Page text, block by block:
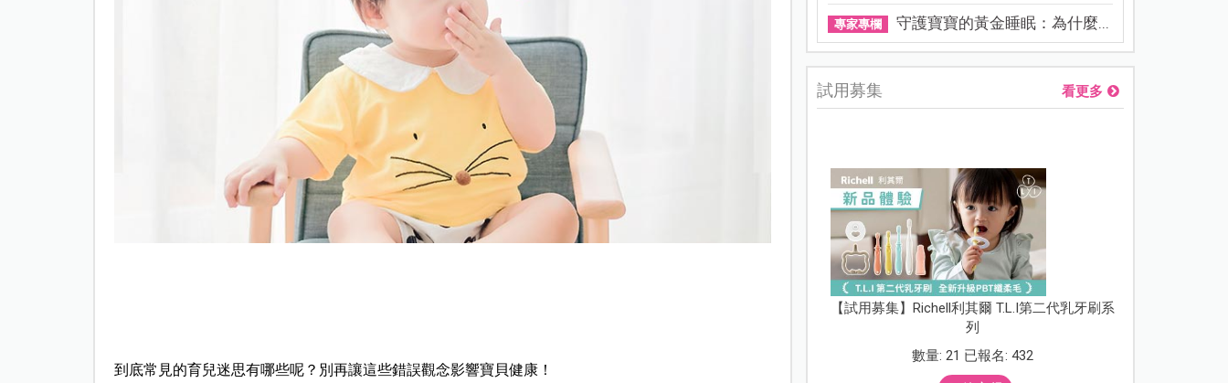
到底常見的育兒迷思有哪些呢？別再讓這些錯誤觀念影響寶貝健康！
專家專欄 守護寶寶的黃金睡眠：為什麼...
試用募集 看更多
【試用募集】Richell利其爾 T.L.I第二代乳牙刷系
列
數量: 21 已報名: 432